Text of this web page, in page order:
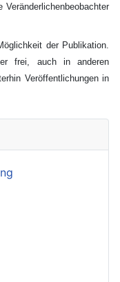
der Publikation.
frei, auch in anderen
Veröffentlichungen in